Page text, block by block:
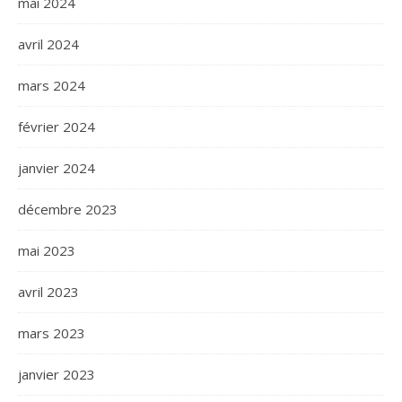
avril 2024
mars 2024
février 2024
janvier 2024
décembre 2023
mai 2023
avril 2023
mars 2023
janvier 2023